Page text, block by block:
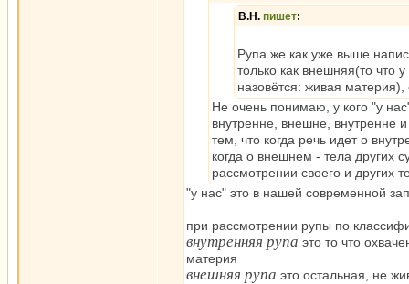
В.Н. пишет:
Рупа же как уже выше
только как внешняя(то что
назовётся: живая
Не очень понимаю, у кого "у
внутренне, внешне, внутренне
тем, что когда речь идет о
когда о внешнем - тела других
рассмотрении своего и других
"у нас" это в нашей современной
при рассмотрении рупы по
внутренняя рупа это то что
материя
внешняя рупа это остальная, не